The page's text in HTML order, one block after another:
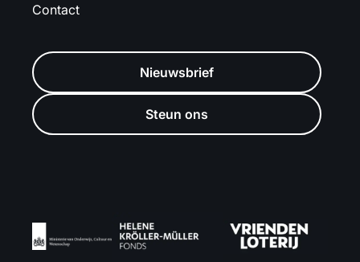
Contact
Nieuwsbrief
Steun ons